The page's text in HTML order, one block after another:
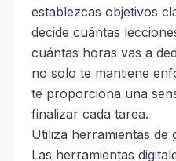
establezcas objetivos
decide cuántas
cuántas horas vas a
no solo te mantiene
te proporciona una
finalizar cada tarea.
Utiliza herramientas de
Las herramientas